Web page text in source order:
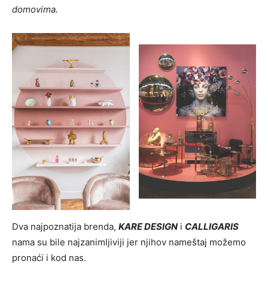
domovima.
Dva najpoznatija brenda, KARE DESIGN i CALLIGARIS
nama su bile najzanimljiviji jer njihov nameštaj možemo
pronaći i kod nas.